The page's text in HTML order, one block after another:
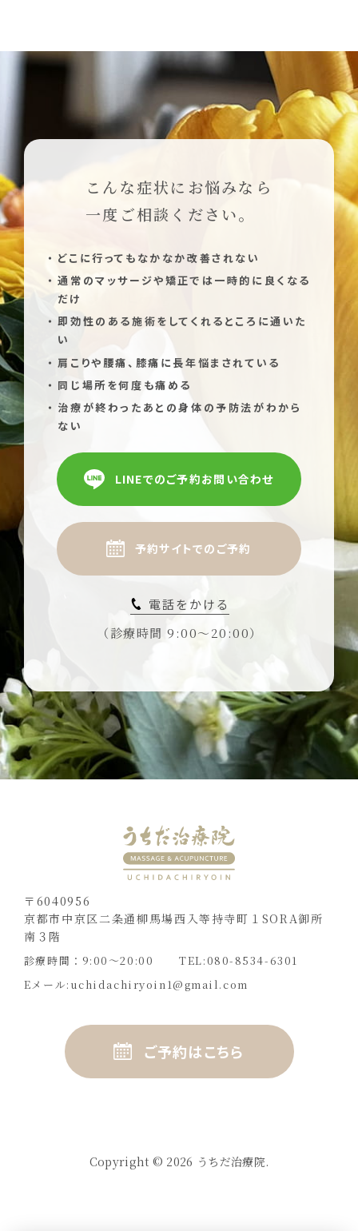
こんな症状にお悩みなら
一度ご相談ください。
どこに行ってもなかなか改善されない
通常のマッサージや矯正では一時的に良くなる
だけ
即効性のある施術をしてくれるところに通いた
い
肩こりや腰痛、膝痛に長年悩まされている
同じ場所を何度も痛める
治療が終わったあとの身体の予防法がわから
ない
LINEでのご予約お問い合わせ
予約サイトでのご予約
電話をかける
（診療時間 9:00〜20:00）
〒6040956
京都市中京区二条通柳馬場西入等持寺町１SORA御所
南３階
診療時間：9:00〜20:00
TEL:080-8534-6301
Eメール: uchidachiryoin1@gmail.com
ご予約はこちら
Copyright © 2026 うちだ治療院.